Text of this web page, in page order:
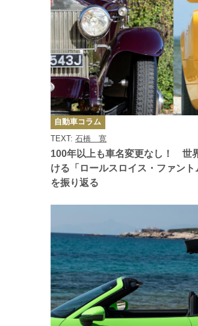
100年以上も車名変更なし！ 世
ける「ロールスロイス・ファン
を振り返る
TEXT: 石橋 寛
カ
テ
ゴ
リ
ー
自動車コラム